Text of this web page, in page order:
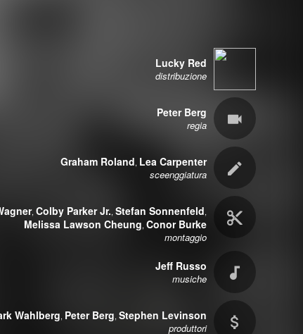
Lucky Red
distribuzione
Peter Berg
regia
Graham Roland, Lea Carpenter
sceenggiatura
, Colby Parker Jr., Stefan Sonnenfeld,
Melissa Lawson Cheung, Conor Burke
montaggio
Jeff Russo
musiche
Wahlberg, Peter Berg, Stephen Levinson
produttori